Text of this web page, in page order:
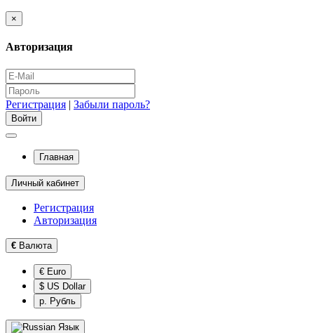
×
Авторизация
Регистрация | Забыли пароль?
Главная
Личный кабинет
Регистрация
Авторизация
€ Валюта
€ Euro
$ US Dollar
р. Рубль
Язык